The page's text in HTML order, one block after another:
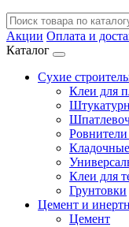
Акции Оплата и
Каталог
Сухие
Клеи для
Ровнители
Клеи для
Грунтовки
Цемент и
Цемент